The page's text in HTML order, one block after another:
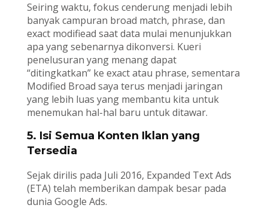
Seiring waktu, fokus cenderung menjadi lebih
banyak campuran broad match, phrase, dan
exact modifiead saat data mulai menunjukkan
apa yang sebenarnya dikonversi. Kueri
penelusuran yang menang dapat
“ditingkatkan” ke exact atau phrase, sementara
Modified Broad saya terus menjadi jaringan
yang lebih luas yang membantu kita untuk
menemukan hal-hal baru untuk ditawar.
5. Isi Semua Konten Iklan yang
Tersedia
Sejak dirilis pada Juli 2016, Expanded Text Ads
(ETA) telah memberikan dampak besar pada
dunia Google Ads.